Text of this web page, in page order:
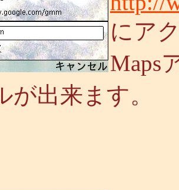
にア
Maps
が出来ます。